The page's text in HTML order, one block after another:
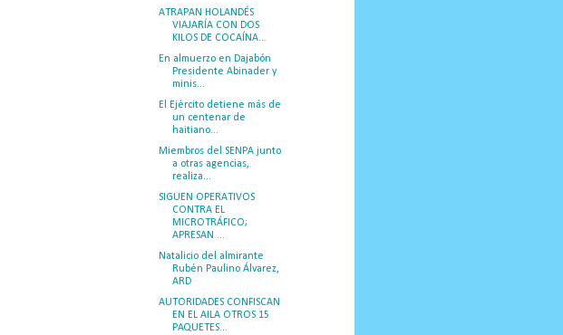
ATRAPAN HOLANDÉS
VIAJARÍA CON DOS
KILOS DE COCAÍNA...
En almuerzo en Dajabón
Presidente Abinader y
minis...
El Ejército detiene más de
un centenar de
haitiano...
Miembros del SENPA junto
a otras agencias,
realiza...
SIGUEN OPERATIVOS
CONTRA EL
MICROTRÁFICO;
APRESAN ...
Natalicio del almirante
Rubén Paulino Álvarez,
ARD
AUTORIDADES CONFISCAN
EN EL AILA OTROS 15
PAQUETES...